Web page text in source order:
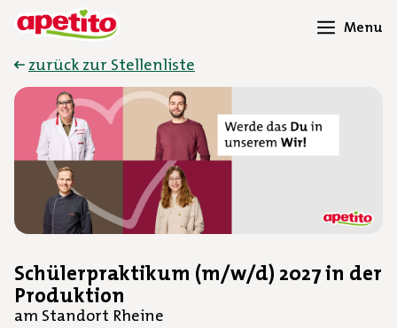
Menu
zurück zur Stellenliste
Schülerpraktikum (m/w/d) 2027 in der
Produktion
am Standort Rheine